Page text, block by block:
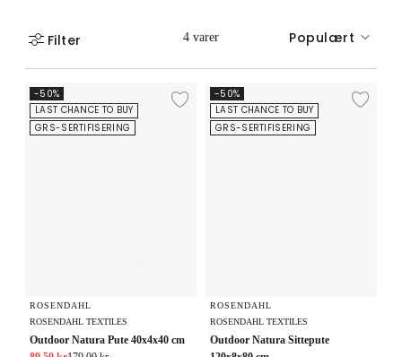
Filter 4 varer Populært
Outdoor Natura Pute 40x4x40 cm
-50%
LAST CHANCE TO BUY
GRS-SERTIFISERING
Legg til ønskeliste
ROSENDAHL
ROSENDAHL TEXTILES
Outdoor Natura Pute 40x4x40 cm
Outdoor Natura Sittepute
-50%
LAST CHANCE TO BUY
GRS-SERTIFISERING
ROSENDAHL
ROSENDAHL TEXTILES
Outdoor Natura Sittepute